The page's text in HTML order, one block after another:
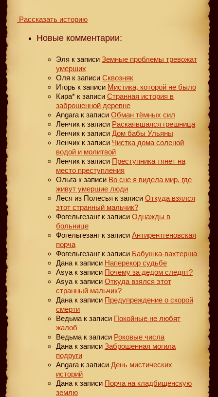
Рассказать историю
Новые комментарии:
Эля к записи Земные проблемы тревожат
умерших
Оля к записи Сквозняк
Игорь к записи Мистика, которой не было
Кира* к записи Странная история в
заброшенной деревне
Angara к записи Обман тёмных сил
Ленчик к записи Раскаявшаяся грешница
Ленчик к записи Дом бабы Ульяны
Ленчик к записи Чистка дома соленой
водой и молитвой
Ленчик к записи Преступника тянет на
место преступления
Ольга к записи Во сне я видела мир, где
живут умершие люди
Леся из Полесья к записи Откуда взялся
этот странный мальчик?
Фогельгезанг к записи Однажды в
больнице
Фогельгезанг к записи Антирентгеновская
порча
Фогельгезанг к записи Бабушка-вахтерша
Дана к записи Наперекор судьбе
Asya к записи Почему за дедом следят?
Asya к записи Откуда взялся этот
странный мальчик?
Дана к записи Предупреждение о скорой
смерти
Ведьма к записи Покойные не любят
жалоб
Ведьма к записи Роковые числа
Дана к записи Заброшенная могила
подруги
Angara к записи День мистических
историй
Дана к записи Порча на кладбищенскую
землю